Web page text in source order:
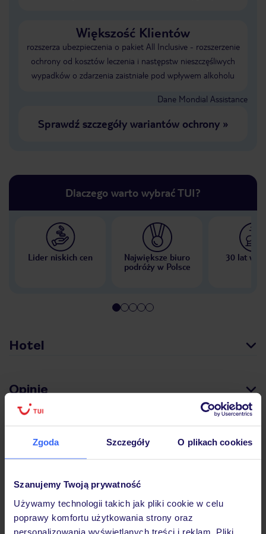
Zgoda Szczegóły O plikach cookies
Szanujemy Twoją prywatność
Używamy technologii takich jak pliki cookie w celu
poprawy komfortu użytkowania strony oraz
personalizowania wyświetlanych treści i reklam. Pliki
Większość Klientów
rozszerza ubezpieczenia o pakiet All Inclusive - rozszerzenie
ochrony od kosztów leczenia i następstw nieszczęśliwych
wypadków o zdarzenia zaistniałe pod wpływem alkoholu
Dane Mondial Assistance
Sprawdź szczegóły wariantów ochrony»
Dlaczego warto wybrać TUI?
Lider niskich cen
Największe biuro
podróży w Polsce
30 lat w
Hotel
Opinie
Wyżywienie
Atrakcje